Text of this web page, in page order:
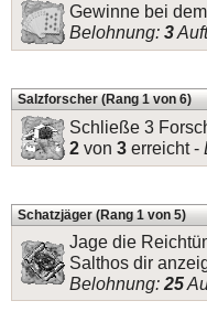
Gewinne bei
Belohnung: 3
Salzforscher (Rang 1 von 6)
Schließe 3
2 von 3 erreicht -
Schatzjäger (Rang 1 von 5)
Jage die
Salthos dir
Belohnung: 25